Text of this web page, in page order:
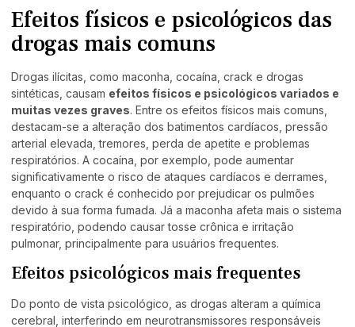
Efeitos físicos e psicológicos das
drogas mais comuns
Drogas ilícitas, como maconha, cocaína, crack e drogas
sintéticas, causam efeitos físicos e psicológicos variados e
muitas vezes graves. Entre os efeitos físicos mais comuns,
destacam-se a alteração dos batimentos cardíacos, pressão
arterial elevada, tremores, perda de apetite e problemas
respiratórios. A cocaína, por exemplo, pode aumentar
significativamente o risco de ataques cardíacos e derrames,
enquanto o crack é conhecido por prejudicar os pulmões
devido à sua forma fumada. Já a maconha afeta mais o sistema
respiratório, podendo causar tosse crônica e irritação
pulmonar, principalmente para usuários frequentes.
Efeitos psicológicos mais frequentes
Do ponto de vista psicológico, as drogas alteram a química
cerebral, interferindo em neurotransmissores responsáveis